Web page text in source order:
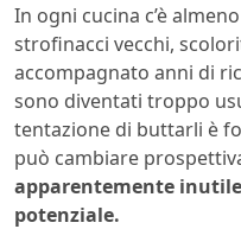
In ogni cucina c’è
strofinacci vecchi,
accompagnato anni di
sono diventati troppo
tentazione di buttarli è
può cambiare
apparentemente
potenziale.